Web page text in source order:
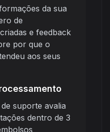
da sua
de
e feedback
por que o
aos seus
suporte avalia
dentro de 3